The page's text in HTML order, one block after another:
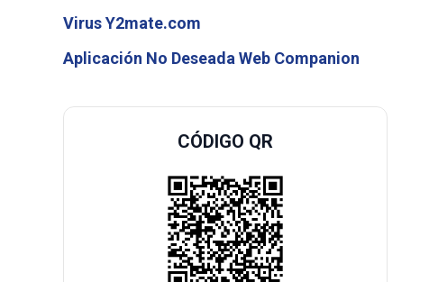
Virus Y2mate.com
Aplicación No Deseada Web Companion
CÓDIGO QR